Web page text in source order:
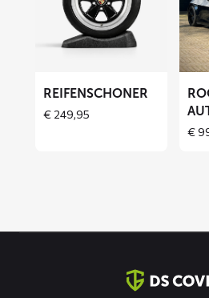
Reifenschoner
REIFENSCHONER
€249,95
€